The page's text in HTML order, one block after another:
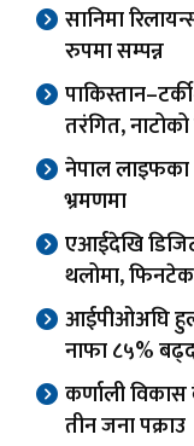
सानिमा
रुपमा सम्पन्न
तरंगित,
नेपाल लाइफका
भ्रमणमा
एआईदेखि
थलोमा,
आईपीओअघि
नाफा ८५%
कर्णाली
तीन जना पक्राउ